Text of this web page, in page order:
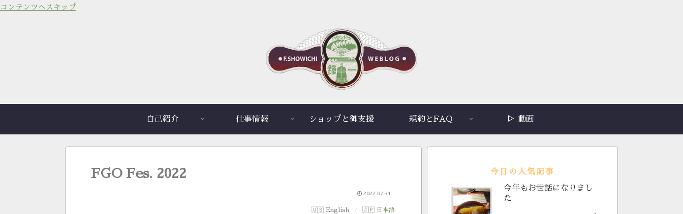
コンテンツへスキップ
自己紹介 仕事情報 ショップと御支援 規約とFAQ ▷ 動画
FGO Fes. 2022
2022.07.31
English 日本語
今日の人気記事
今年もお世話になりまし
た